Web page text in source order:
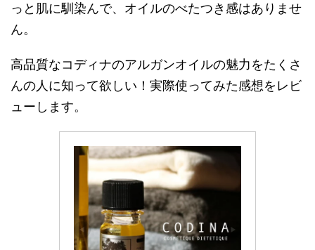
っと肌に馴染んで、オイルのべたつき感はありませ
ん。
高品質なコディナのアルガンオイルの魅力をたくさ
んの人に知って欲しい！実際使ってみた感想をレビ
ューします。